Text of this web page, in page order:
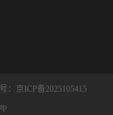
：京ICP备2025105415